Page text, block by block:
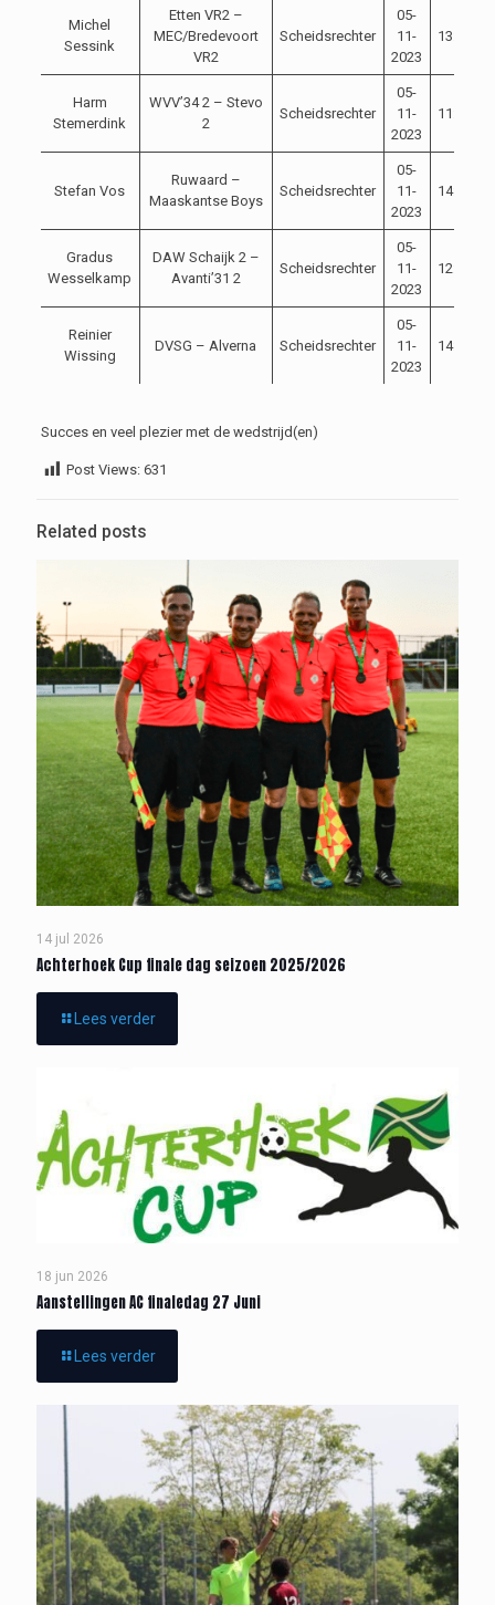
Michel
Sessink
Etten VR2 –
MEC/Bredevoort
VR2
Scheidsrechter
05-
11-
2023
13:00
Harm
Stemerdink
WVV’34 2 – Stevo
2
Scheidsrechter
05-
11-
2023
11:15
Stefan Vos
Ruwaard –
Maaskantse Boys
Scheidsrechter
05-
11-
2023
14:00
Gradus
Wesselkamp
DAW Schaijk 2 –
Avanti’31 2
Scheidsrechter
05-
11-
2023
12:00
Reinier
Wissing
DVSG – Alverna Scheidsrechter
05-
11-
2023
14:00
Succes en veel plezier met de wedstrijd(en)
Post Views: 631
Related posts
14 jul 2026
Achterhoek Cup finale dag seizoen 2025/2026
Lees verder
18 jun 2026
Aanstellingen AC finaledag 27 Juni
Lees verder